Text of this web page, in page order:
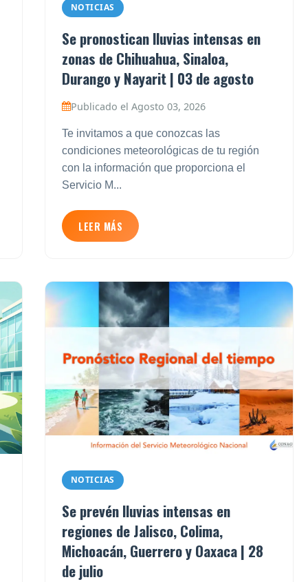
NOTICIAS
Se pronostican lluvias intensas en
zonas de Chihuahua, Sinaloa,
Durango y Nayarit | 03 de agosto
Publicado el Agosto 03, 2026
Te invitamos a que conozcas las
condiciones meteorológicas de tu región
con la información que proporciona el
Servicio M...
LEER MÁS
NOTICIAS
Se prevén lluvias intensas en
regiones de Jalisco, Colima,
Michoacán, Guerrero y Oaxaca | 28
de julio